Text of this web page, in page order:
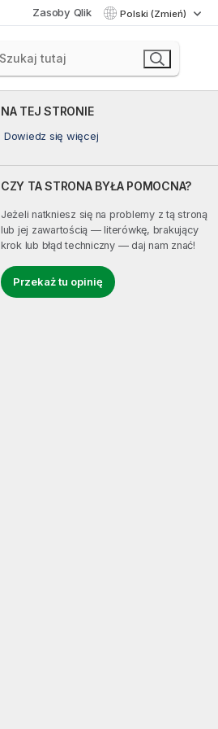
Zasoby Qlik Polski (Zmień)
NA TEJ STRONIE
Dowiedz się więcej
CZY TA STRONA BYŁA POMOCNA?
Jeżeli natkniesz się na problemy z tą stroną
lub jej zawartością — literówkę, brakujący
krok lub błąd techniczny — daj nam znać!
Przekaż tu opinię